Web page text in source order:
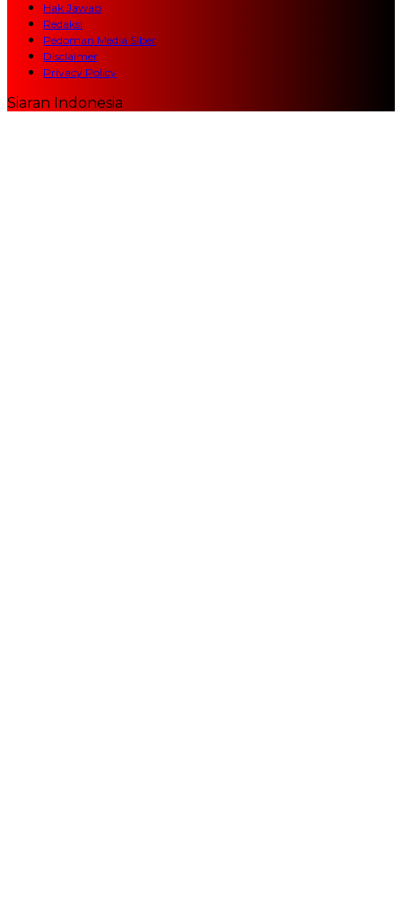
Hak Jawab
Redaksi
Pedoman Media Siber
Disclaimer
Privacy Policy
Siaran Indonesia